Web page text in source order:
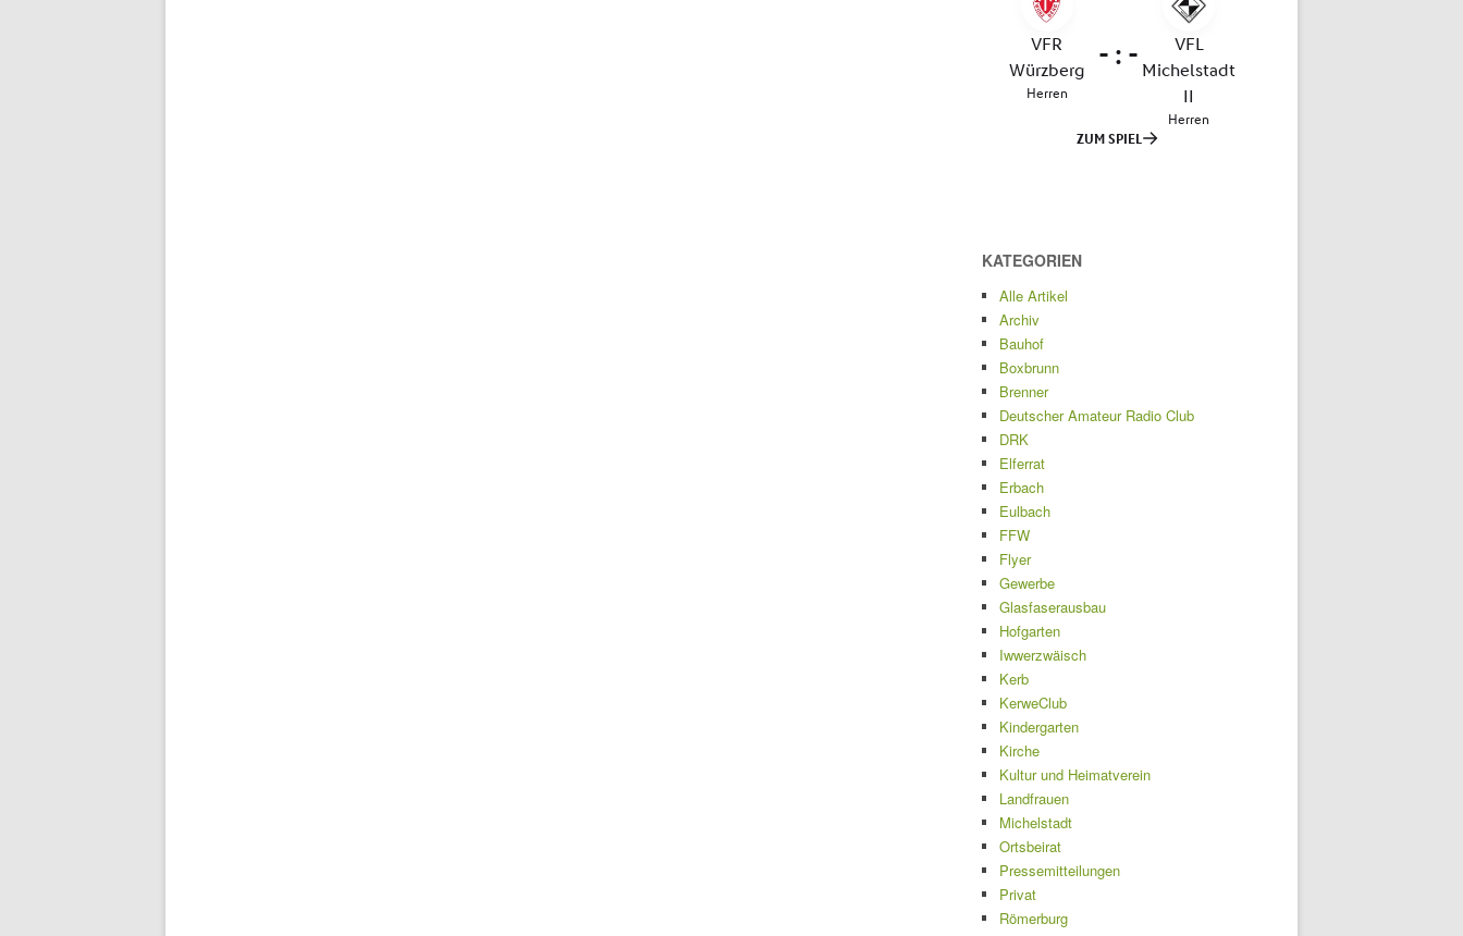
KATEGORIEN
Alle Artikel
Archiv
Bauhof
Boxbrunn
Brenner
Deutscher Amateur Radio Club
DRK
Elferrat
Erbach
Eulbach
FFW
Flyer
Gewerbe
Glasfaserausbau
Hofgarten
Iwwerzwäisch
Kerb
KerweClub
Kindergarten
Kirche
Kultur und Heimatverein
Landfrauen
Michelstadt
Ortsbeirat
Pressemitteilungen
Privat
Römerburg